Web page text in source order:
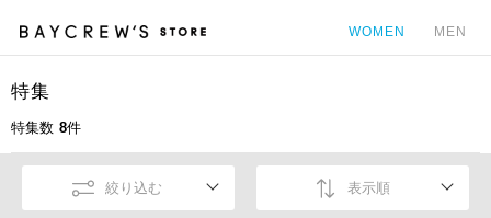
WOMEN MEN
特集
特集数 8件
絞り込む 表示順